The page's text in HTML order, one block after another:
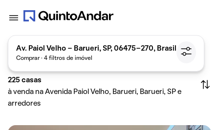
Av. Paiol Velho - Barueri, SP, 06475-270, Brasil
Comprar · 4 filtros de imóvel
225 casas
à venda na Avenida Paiol Velho, Barueri, Barueri, SP e
arredores